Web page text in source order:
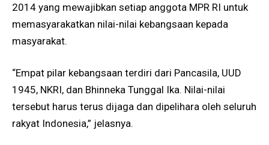
2014 yang mewajibkan setiap anggota MPR RI untuk
memasyarakatkan nilai-nilai kebangsaan kepada
masyarakat.
“Empat pilar kebangsaan terdiri dari Pancasila, UUD
1945, NKRI, dan Bhinneka Tunggal Ika. Nilai-nilai
tersebut harus terus dijaga dan dipelihara oleh seluruh
rakyat Indonesia,” jelasnya.